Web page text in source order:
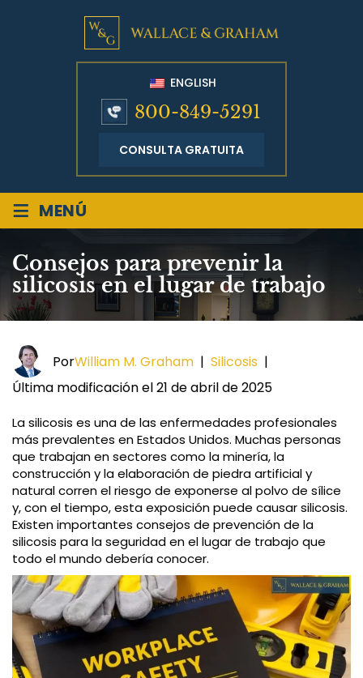
ENGLISH
800-849-5291
CONSULTA GRATUITA
≡ MENÚ
Consejos para prevenir la
silicosis en el lugar de trabajo
PorWilliam M. Graham | Silicosis |
Última modificación el 21 de abril de 2025
La silicosis es una de las enfermedades profesionales
más prevalentes en Estados Unidos. Muchas personas
que trabajan en sectores como la minería, la
construcción y la elaboración de piedra artificial y
natural corren el riesgo de exponerse al polvo de sílice
y, con el tiempo, esta exposición puede causar silicosis.
Existen importantes consejos de prevención de la
silicosis para la seguridad en el lugar de trabajo que
todo el mundo debería conocer.